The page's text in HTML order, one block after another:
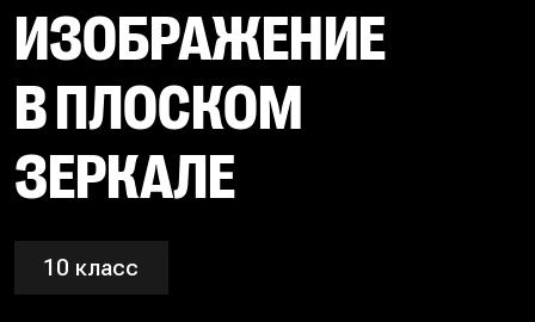
ИЗОБРАЖЕНИЕ
В ПЛОСКОМ
ЗЕРКАЛЕ
10 класс